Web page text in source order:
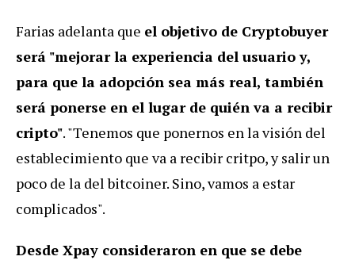
Farias adelanta que el objetivo de Cryptobuyer
será "mejorar la experiencia del usuario y,
para que la adopción sea más real, también
será ponerse en el lugar de quién va a recibir
cripto". "Tenemos que ponernos en la visión del
establecimiento que va a recibir critpo, y salir un
poco de la del bitcoiner. Sino, vamos a estar
complicados".
Desde Xpay consideraron en que se debe